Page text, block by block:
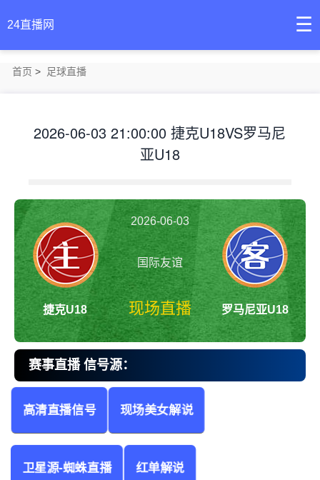
24直播网 ☰
首页 > 足球直播
2026-06-03 21:00:00 捷克U18VS罗马尼
亚U18
捷克U18
2026-06-03
21:00:00
国际友谊
现场直播 罗马尼亚U18
捷克U18vs罗马尼亚U18 国际友谊
赛事直播 信号源：
高清直播信号 现场美女解说
卫星源-蜘蛛直播 红单解说